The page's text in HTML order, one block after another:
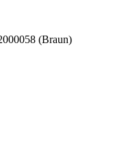
(Braun)